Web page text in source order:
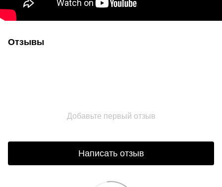
Отзывы
Добавьте первый отзыв
Написать отзыв